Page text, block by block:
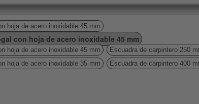
hoja de acero inoxidable 45 mm
con hoja de acero inoxidable 45 mm
hoja de acero inoxidable 45 mm
Escuadra de carpintero 250
hoja de acero inoxidable 35 mm
Escuadra de carpintero 400